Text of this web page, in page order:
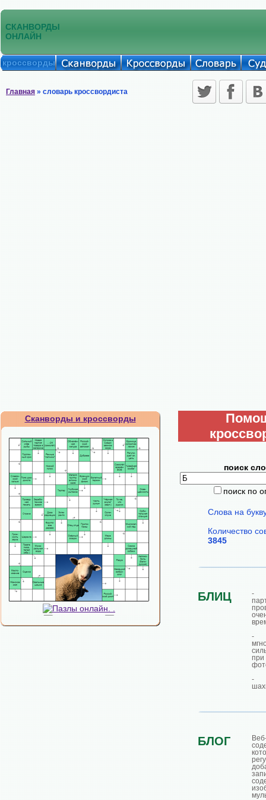
СКАНВОРДЫ
ОНЛАЙН
кроссворды
Главная » словарь кроссвордиста
Сканворды и кроссворды
поиск
поиск по
Слова на
Количество
3845
БЛИЦ
-
-
при
-
БЛОГ